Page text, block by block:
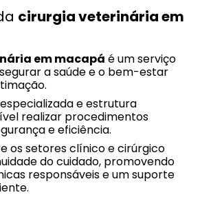
cirurgia veterinária em
em macapá é um serviço
a saúde e o bem-estar
e estrutura
realizar procedimentos
e eficiência.
os setores clínico e cirúrgico
do cuidado, promovendo
responsáveis e um suporte